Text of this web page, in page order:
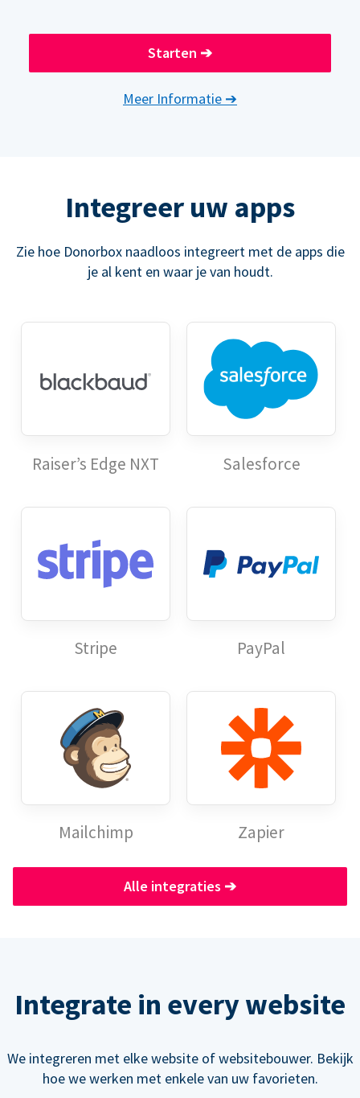
Starten ➔
Meer Informatie ➔
Integreer uw apps
Zie hoe Donorbox naadloos integreert met de apps die
je al kent en waar je van houdt.
Raiser’s Edge NXT Salesforce
Stripe PayPal
Mailchimp Zapier
Alle integraties ➔
Integrate in every website
We integreren met elke website of websitebouwer. Bekijk
hoe we werken met enkele van uw favorieten.